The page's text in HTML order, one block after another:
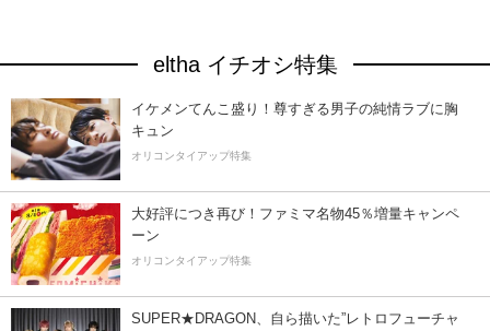
eltha イチオシ特集
イケメンてんこ盛り！尊すぎる男子の純情ラブに胸
キュン
オリコンタイアップ特集
大好評につき再び！ファミマ名物45％増量キャンペ
ーン
オリコンタイアップ特集
SUPER★DRAGON、自ら描いた”レトロフューチャ